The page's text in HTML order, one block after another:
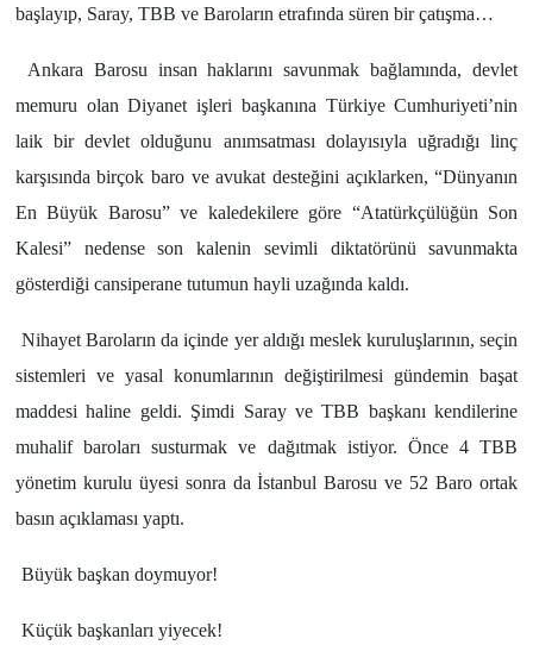
başlayıp, Saray, TBB ve Baroların etrafında süren bir çatışma…
Ankara Barosu insan haklarını savunmak bağlamında, devlet
memuru olan Diyanet işleri başkanına Türkiye Cumhuriyeti’nin
laik bir devlet olduğunu anımsatması dolayısıyla uğradığı linç
karşısında birçok baro ve avukat desteğini açıklarken, “Dünyanın
En Büyük Barosu” ve kaledekilere göre “Atatürkçülüğün Son
Kalesi” nedense son kalenin sevimli diktatörünü savunmakta
gösterdiği cansiperane tutumun hayli uzağında kaldı.
Nihayet Baroların da içinde yer aldığı meslek kuruluşlarının, seçin
sistemleri ve yasal konumlarının değiştirilmesi gündemin başat
maddesi haline geldi. Şimdi Saray ve TBB başkanı kendilerine
muhalif baroları susturmak ve dağıtmak istiyor. Önce 4 TBB
yönetim kurulu üyesi sonra da İstanbul Barosu ve 52 Baro ortak
basın açıklaması yaptı.
Büyük başkan doymuyor!
Küçük başkanları yiyecek!